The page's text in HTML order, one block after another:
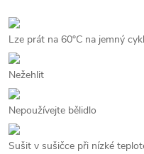
Lze prát na 60°C na jemný
Nežehlit
Nepoužívejte bělidlo
Sušit v sušičce při nízké